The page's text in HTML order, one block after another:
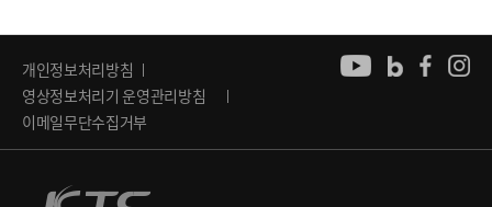
개인정보처리방침
영상정보처리기 운영관리방침
이메일무단수집거부